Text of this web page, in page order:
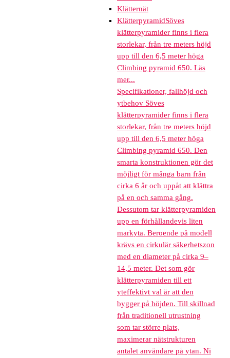
Klätternät
KlätterpyramidSöves
klätterpyramider finns i flera
storlekar, från tre meters höjd
upp till den 6,5 meter höga
Climbing pyramid 650. Läs
mer...
Specifikationer, fallhöjd och
ytbehov Söves
klätterpyramider finns i flera
storlekar, från tre meters höjd
upp till den 6,5 meter höga
Climbing pyramid 650. Den
smarta konstruktionen gör det
möjligt för många barn från
cirka 6 år och uppåt att klättra
på en och samma gång.
Dessutom tar klätterpyramiden
upp en förhållandevis liten
markyta. Beroende på modell
krävs en cirkulär säkerhetszon
med en diameter på cirka 9–
14,5 meter. Det som gör
klätterpyramiden till ett
yteffektivt val är att den
bygger på höjden. Till skillnad
från traditionell utrustning
som tar större plats,
maximerar nätstrukturen
antalet användare på ytan. Ni